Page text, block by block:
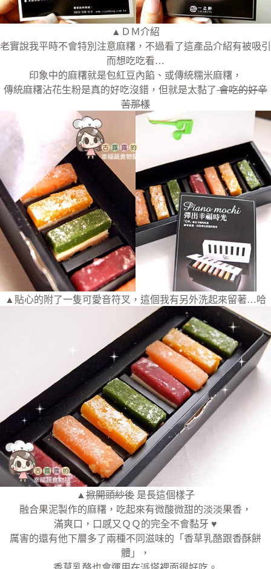
▲ＤＭ介紹
老實說我平時不會特別注意麻糬，不過看了這產品介紹有被吸引
而想吃吃看…
印象中的麻糬就是包紅豆內餡、或傳統糯米麻糬，
傳統麻糬沾花生粉是真的好吃沒錯，但就是太黏了會吃的好辛
苦那樣
▲貼心的附了一隻可愛音符叉，這個我有另外洗起來留著…哈
▲ 掀開頭紗後 是長這個樣子
融合果泥製作的麻糬，吃起來有微酸微甜的淡淡果香，
滿爽口，口感又ＱＱ的完全不會黏牙 ♥
厲害的還有他下層多了兩種不同滋味的「香草乳酪跟香酥餅
體」，